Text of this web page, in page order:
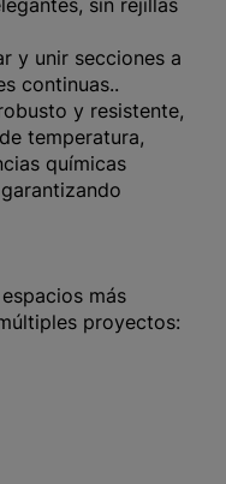
y unir secciones a
continuas..
y resistente,
temperatura,
químicas
más
proyectos: